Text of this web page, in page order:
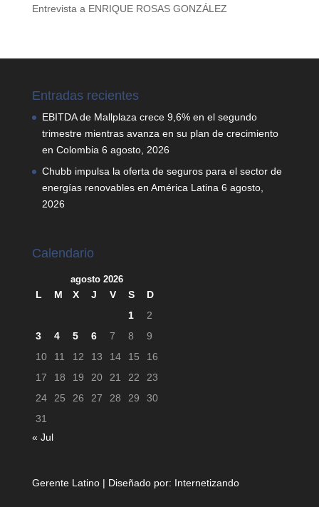
Entrevista a ENRIQUE ROSAS GONZÁLEZ
Entradas recientes
EBITDA de Mallplaza crece 9,6% en el segundo
trimestre mientras avanza en su plan de crecimiento
en Colombia 6 agosto, 2026
Chubb impulsa la oferta de seguros para el sector de
energías renovables en América Latina 6 agosto,
2026
Calendario
agosto 2026
L M X J V S
D
1
2
3
4 5 6 7 8
9
10
11 12 13 14 15
16
17
18 19 20 21 22
23
24
25 26 27 28 29
30
31
« Jul
Gerente Latino | Diseñado por: Internetizando